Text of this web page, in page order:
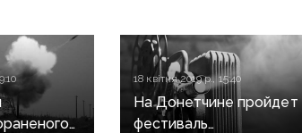
18 квітня 2019 р., 15:40
На Донетчине пройдет
фестиваль